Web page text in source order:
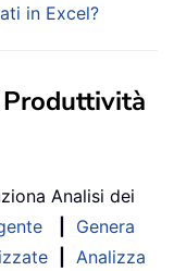
in Excel?
Analisi dei
Genera
Analizza